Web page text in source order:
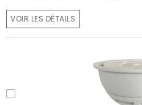
VOIR LES DÉTAILS